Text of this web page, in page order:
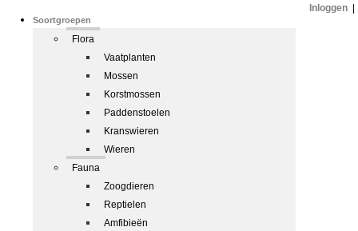
Soortgroepen
Flora
Vaatplanten
Mossen
Korstmossen
Paddenstoelen
Kranswieren
Wieren
Fauna
Zoogdieren
Reptielen
Amfibieën
Inloggen